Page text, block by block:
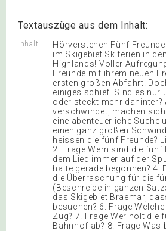
Textauszüge aus dem Inhalt:
Inhalt
Hörverstehen Fünf
im Skigebiet Skiferien in
Highlands! Voller
Freunde mit ihrem neuen
ersten großen Abfahrt.
einiges schief. Sind es nur
oder steckt mehr dahinter?
verschwindet, machen
eine abenteuerliche Suche
einen ganz großen
heissen die fünf Freunde?
2. Frage Wem sind die fünf
dem Lied immer auf der
hatte gerade begonnen? 4.
die Überraschung für die
(Beschreibe in ganzen
das Skigebiet Braemar,
besuchen? 6. Frage
Zug? 7. Frage Wer holt die
Bahnhof ab? 8. Frage Was